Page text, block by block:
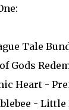
Tale
Gods
Heart -
- Little